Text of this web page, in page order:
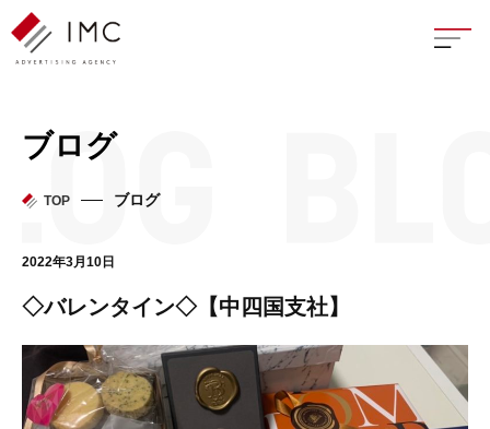
座談
イン
ブログ
TOP ブログ
2022年3月10日
◇バレンタイン◇【中四国支社】